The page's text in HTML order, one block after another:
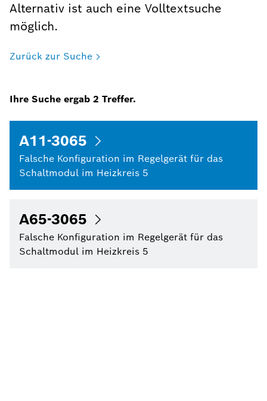
Alternativ ist auch eine Volltextsuche
möglich.
Zurück zur Suche
Ihre Suche ergab 2 Treffer.
A11-3065
Falsche Konfiguration im Regelgerät für das
Schaltmodul im Heizkreis 5
A65-3065
Falsche Konfiguration im Regelgerät für das
Schaltmodul im Heizkreis 5